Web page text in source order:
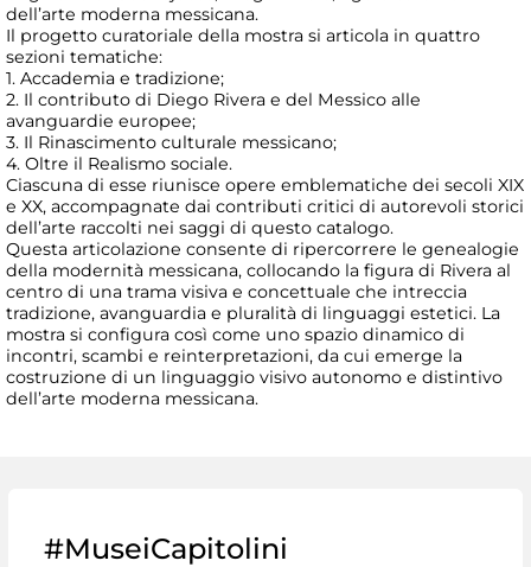
dell’arte moderna messicana.
Il progetto curatoriale della mostra si articola in quattro
sezioni tematiche:
1. Accademia e tradizione;
2. Il contributo di Diego Rivera e del Messico alle
avanguardie europee;
3. Il Rinascimento culturale messicano;
4. Oltre il Realismo sociale.
Ciascuna di esse riunisce opere emblematiche dei secoli XIX
e XX, accompagnate dai contributi critici di autorevoli storici
dell’arte raccolti nei saggi di questo catalogo.
Questa articolazione consente di ripercorrere le genealogie
della modernità messicana, collocando la figura di Rivera al
centro di una trama visiva e concettuale che intreccia
tradizione, avanguardia e pluralità di linguaggi estetici. La
mostra si configura così come uno spazio dinamico di
incontri, scambi e reinterpretazioni, da cui emerge la
costruzione di un linguaggio visivo autonomo e distintivo
dell’arte moderna messicana.
#MuseiCapitolini